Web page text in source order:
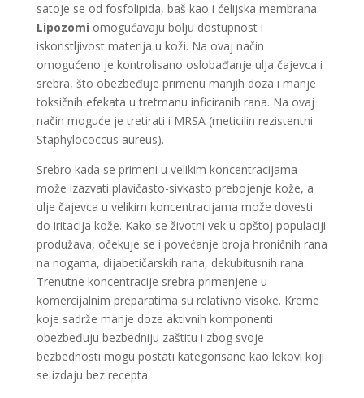
satoje se od fosfolipida, baš kao i ćelijska membrana.
Lipozomi omogućavaju bolju dostupnost i
iskoristljivost materija u koži. Na ovaj način
omogućeno je kontrolisano oslobađanje ulja čajevca i
srebra, što obezbeđuje primenu manjih doza i manje
toksičnih efekata u tretmanu inficiranih rana. Na ovaj
način moguće je tretirati i MRSA (meticilin rezistentni
Staphylococcus aureus).
Srebro kada se primeni u velikim koncentracijama
može izazvati plavičasto-sivkasto prebojenje kože, a
ulje čajevca u velikim koncentracijama može dovesti
do iritacija kože. Kako se životni vek u opštoj populaciji
produžava, očekuje se i povećanje broja hroničnih rana
na nogama, dijabetičarskih rana, dekubitusnih rana.
Trenutne koncentracije srebra primenjene u
komercijalnim preparatima su relativno visoke. Kreme
koje sadrže manje doze aktivnih komponenti
obezbeđuju bezbedniju zaštitu i zbog svoje
bezbednosti mogu postati kategorisane kao lekovi koji
se izdaju bez recepta.